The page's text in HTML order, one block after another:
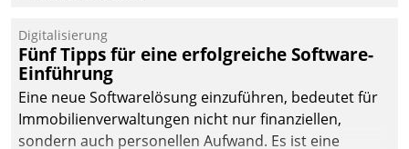
Digitalisierung
Fünf Tipps für eine erfolgreiche Software-
Einführung
Eine neue Softwarelösung einzuführen, bedeutet für
Immobilienverwaltungen nicht nur finanziellen,
sondern auch personellen Aufwand. Es ist eine